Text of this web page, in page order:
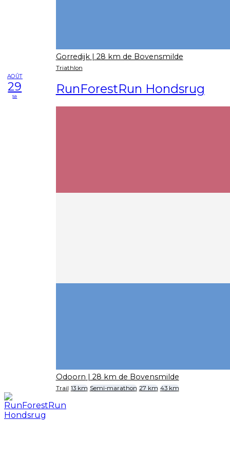
Gorredijk | 28 km de Bovensmilde
Triathlon
AOÛT
29
sa RunForestRun Hondsrug
Odoorn | 28 km de Bovensmilde
Trail 13 km Semi-marathon 27 km 43 km